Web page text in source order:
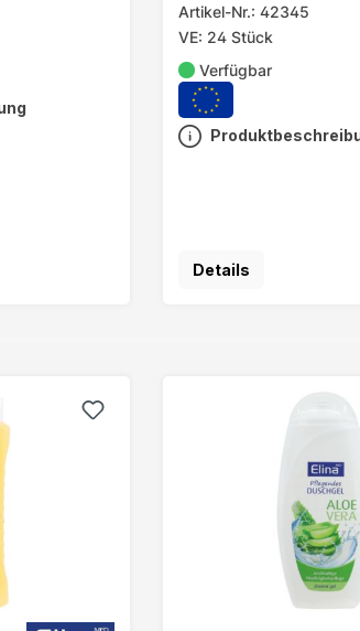
Artikel-Nr.: 42345
VE: 24 Stück
Verfügbar
Details